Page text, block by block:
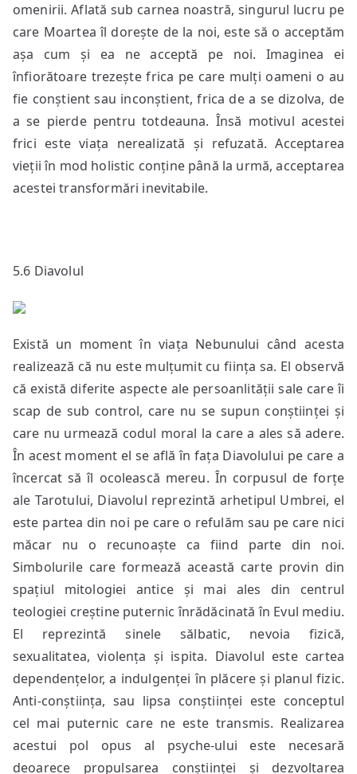
omenirii. Aflată sub carnea noastră, singurul lucru pe
care Moartea îl dorește de la noi, este să o acceptăm
așa cum și ea ne acceptă pe noi. Imaginea ei
înfiorătoare trezește frica pe care mulți oameni o au
fie conștient sau inconștient, frica de a se dizolva, de
a se pierde pentru totdeauna. Însă motivul acestei
frici este viața nerealizată și refuzată. Acceptarea
vieții în mod holistic conține până la urmă, acceptarea
acestei transformări inevitabile.
5.6 Diavolul
Există un moment în viața Nebunului când acesta
realizează că nu este mulțumit cu ființa sa. El observă
că există diferite aspecte ale persoanlității sale care îi
scap de sub control, care nu se supun conștiinței și
care nu urmează codul moral la care a ales să adere.
În acest moment el se află în fața Diavolului pe care a
încercat să îl ocolească mereu. În corpusul de forțe
ale Tarotului, Diavolul reprezintă arhetipul Umbrei, el
este partea din noi pe care o refulăm sau pe care nici
măcar nu o recunoaște ca fiind parte din noi.
Simbolurile care formează această carte provin din
spațiul mitologiei antice și mai ales din centrul
teologiei creștine puternic înrădăcinată în Evul mediu.
El reprezintă sinele sălbatic, nevoia fizică,
sexualitatea, violența și ispita. Diavolul este cartea
dependențelor, a indulgenței în plăcere și planul fizic.
Anti-conștiința, sau lipsa conștiinței este conceptul
cel mai puternic care ne este transmis. Realizarea
acestui pol opus al psyche-ului este necesară
deoarece propulsarea conștiinței și dezvoltarea